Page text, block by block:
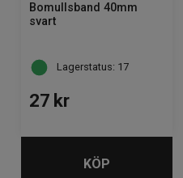
Bomullsband 40mm
svart
Lagerstatus: 17
27 kr
KÖP